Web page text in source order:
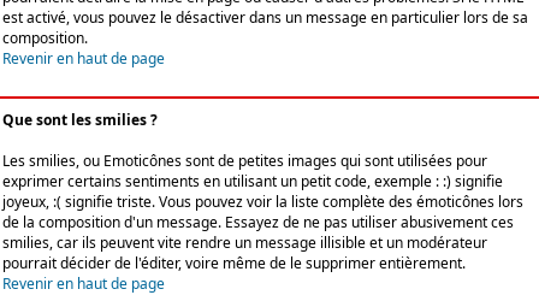
est activé, vous pouvez le désactiver dans un message en particulier lors de sa
composition.
Revenir en haut de page
Que sont les smilies ?
Les smilies, ou Emoticônes sont de petites images qui sont utilisées pour
exprimer certains sentiments en utilisant un petit code, exemple : :) signifie
joyeux, :( signifie triste. Vous pouvez voir la liste complète des émoticônes lors
de la composition d'un message. Essayez de ne pas utiliser abusivement ces
smilies, car ils peuvent vite rendre un message illisible et un modérateur
pourrait décider de l'éditer, voire même de le supprimer entièrement.
Revenir en haut de page